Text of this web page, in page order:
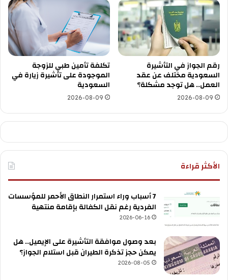
رقم الجواز في التأشيرة
السعودية مختلف عن عقد
العمل.. هل توجد مشكلة؟
2026-08-09
تكلفة تأمين طبي للزوجة
الموجودة على تأشيرة زيارة في
السعودية
2026-08-09
الأكثر قراءة
7 أسباب وراء استمرار النطاق الأحمر للمؤسسات
الفردية رغم نقل الكفالة بإقامة منتهية
2026-06-16
بعد وصول موافقة التأشيرة على الإيميل.. هل
يمكن حجز تذكرة الطيران قبل استلام الجواز؟
2026-08-05